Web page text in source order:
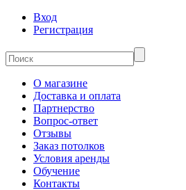
Вход
Регистрация
О магазине
Доставка и оплата
Партнерство
Вопрос-ответ
Отзывы
Заказ потолков
Условия аренды
Обучение
Контакты